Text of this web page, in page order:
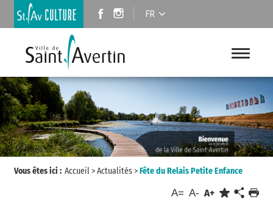
FR
Vous êtes ici : Accueil>Actualités>Fête du Relais Petite Enfance
A= A- A+